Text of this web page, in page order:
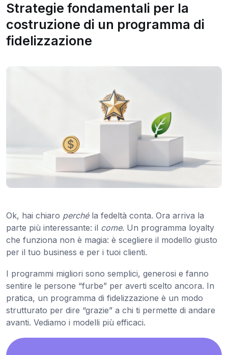
Strategie fondamentali per la
costruzione di un programma di
fidelizzazione
Ok, hai chiaro perchéla fedeltà conta. Ora arriva la
parte più interessante: il come. Un programma loyalty
che funziona non è magia: è scegliere il modello giusto
per il tuo business e per i tuoi clienti.
I programmi migliori sono semplici, generosi e fanno
sentire le persone “furbe” per averti scelto ancora. In
pratica, un programma di fidelizzazione è un modo
strutturato per dire “grazie” a chi ti permette di andare
avanti. Vediamo i modelli più efficaci.